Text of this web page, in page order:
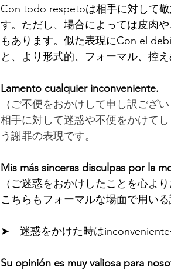
Con todo respetoは相手に対して
す。ただし、場合によっては皮肉
もあります。似た表現にCon el
と、より形式的、フォーマル、控
Lamento cualquier inconveniente.
（ ご不便をおかけして申し訳ござい
相手に対して迷惑や不便をかけて
う謝罪の表現です。
Mis más sinceras disculpas por la
（ご迷惑をおかけしたことを心よ
こちらもフォーマルな場面で用いる
➤　迷惑をかけた時は
Su opinión es muy valiosa para